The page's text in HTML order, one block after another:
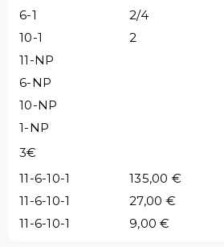
6-1
2/4
10-1
2
11-NP
6-NP
10-NP
1-NP
3€
11-6-10-1
135,00 €
11-6-10-1
27,00 €
11-6-10-1
9,00 €